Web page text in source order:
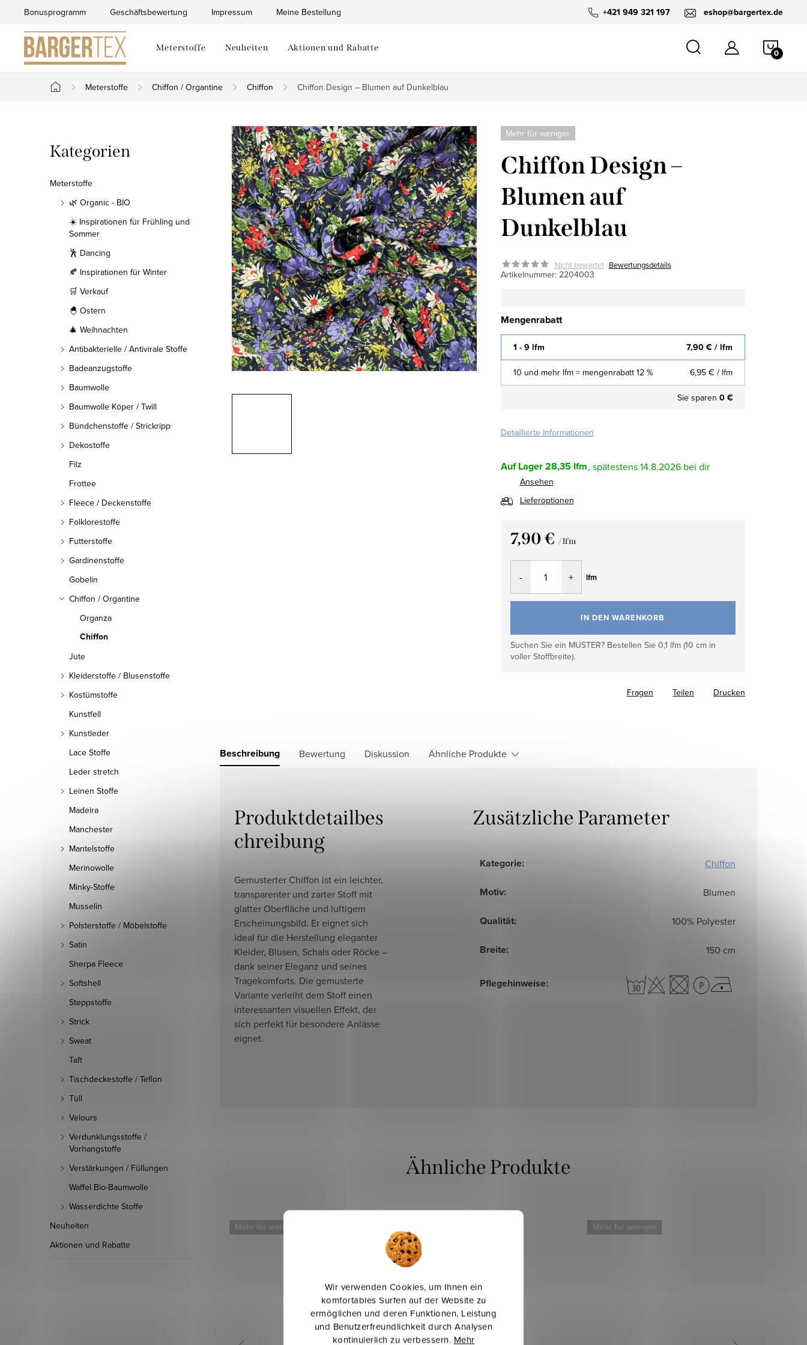
Wir verwenden Cookies, um Ihnen ein
komfortables Surfen auf der Website zu
ermöglichen und deren Funktionen, Leistung
und Benutzerfreundlichkeit durch Analysen
kontinuierlich zu verbessern. Mehr
springen
+421 949 321 197 eshop@bargertex.de
Bonusprogramm Geschäftsbewertung Impressum Meine Bestellung
Meterstoffe Neuheiten Aktionen und Rabatte
Startseite
Meterstoffe Chiffon / Organtine Chiffon Chiffon Design – Blumen auf Dunkelblau
e
i
Kategorien
überspringen
Kategorien
Meterstoffe
🌿 Organic - BIO
☀️ Inspirationen für Frühling und
Sommer
🕺 Dancing
🍂 Inspirationen für Winter
🛒 Verkauf
🐣 Ostern
🎄 Weihnachten
Antibakterielle / Antivirale Stoffe
Badeanzugstoffe
Baumwolle
Baumwolle Köper / Twill
Bündchenstoffe / Strickripp
Dekostoffe
Filz
Frottee
Fleece / Deckenstoffe
Folklorestoffe
Futterstoffe
Gardinenstoffe
Gobelin
Chiffon / Organtine
Organza
Chiffon
Jute
Kleiderstoffe / Blusenstoffe
Kostümstoffe
Kunstfell
Kunstleder
Lace Stoffe
Leder stretch
Leinen Stoffe
Madeira
Manchester
Mantelstoffe
Merinowolle
Minky-Stoffe
Musselin
Polsterstoffe / Möbelstoffe
Satin
Sherpa Fleece
Softshell
Steppstoffe
Strick
Sweat
Taft
Tischdeckestoffe / Teflon
Tüll
Velours
Verdunklungsstoffe /
Vorhangstoffe
Verstärkungen / Füllungen
Waffel Bio-Baumwolle
Wasserdichte Stoffe
Neuheiten
Aktionen und Rabatte
Mehr für weniger
Chiffon Design –
Blumen auf
Dunkelblau
Nicht bewertet Bewertungsdetails
Artikelnummer: 2204003
Mengenrabatt
1 - 9 lfm 7,90 €/ lfm
10 und mehr lfm = mengenrabatt 12 % 6,95 € / lfm
Sie sparen 0 €
Detaillierte Informationen
Auf Lager28,35 lfm 14.8.2026
Ansehen
Lieferoptionen
7,90 € / lfm
Verkaufspreis:
lfm
IN DEN WARENKORB
Suchen Sie ein MUSTER? Bestellen Sie 0,1 lfm (10 cm in
voller Stoffbreite).
Drucken
Fragen Teilen
Beschreibung Bewertung Diskussion Ähnliche Produkte
Produktdetailbes
chreibung
Gemusterter Chiffon ist ein leichter,
transparenter und zarter Stoff mit
glatter Oberfläche und luftigem
Erscheinungsbild. Er eignet sich
ideal für die Herstellung eleganter
Kleider, Blusen, Schals oder Röcke –
dank seiner Eleganz und seines
Tragekomforts. Die gemusterte
Variante verleiht dem Stoff einen
interessanten visuellen Effekt, der
sich perfekt für besondere Anlässe
eignet.
Zusätzliche Parameter
Kategorie: Chiffon
Motiv: Blumen
Qualität: 100% Polyester
Breite: 150 cm
Pflegehinweise:
Mehr für weniger Mehr für weniger Mehr für weniger